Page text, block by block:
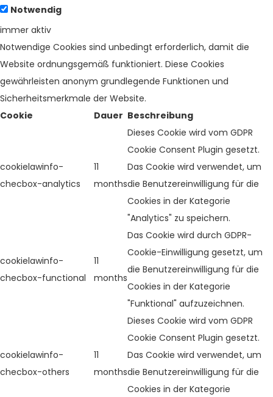
Notwendig
immer aktiv
Notwendige Cookies sind unbedingt erforderlich, damit die
Website ordnungsgemäß funktioniert. Diese Cookies
gewährleisten anonym grundlegende Funktionen und
Sicherheitsmerkmale der Website.
Cookie
Dauer Beschreibung
cookielawinfo-
checbox-analytics
11
months
Dieses Cookie wird vom GDPR
Cookie Consent Plugin gesetzt.
Das Cookie wird verwendet, um
die Benutzereinwilligung für die
Cookies in der Kategorie
"Analytics" zu speichern.
cookielawinfo-
checbox-functional
11
months
Das Cookie wird durch GDPR-
Cookie-Einwilligung gesetzt, um
die Benutzereinwilligung für die
Cookies in der Kategorie
"Funktional" aufzuzeichnen.
cookielawinfo-
checbox-others
11
months
Dieses Cookie wird vom GDPR
Cookie Consent Plugin gesetzt.
Das Cookie wird verwendet, um
die Benutzereinwilligung für die
Cookies in der Kategorie